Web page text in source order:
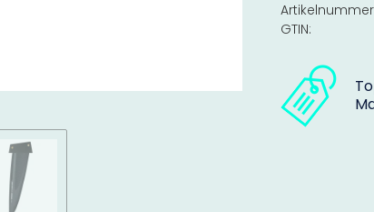
GTIN: